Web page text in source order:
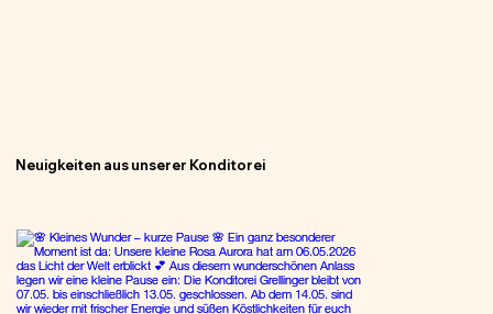
Neuigkeiten aus unserer Konditorei